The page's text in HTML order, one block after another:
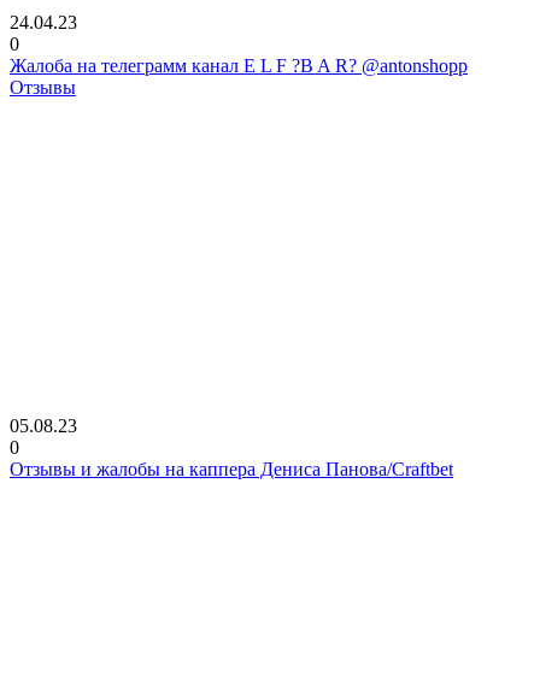
24.04.23
0
Жалоба на телеграмм канал E L F ?B A R? @antonshopp
Отзывы
05.08.23
0
Отзывы и жалобы на каппера Дениса Панова/Craftbet